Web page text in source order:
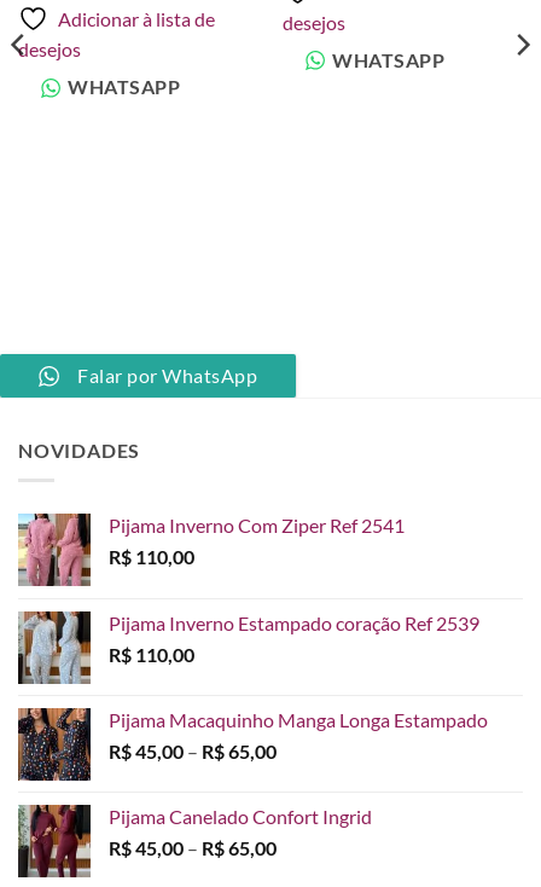
Adicionar à lista de
desejos
WHATSAPP
desejos
WHATSAPP
Falar por WhatsApp
NOVIDADES
Pijama Inverno Com Ziper Ref 2541
R$ 110,00
Pijama Inverno Estampado coração Ref 2539
R$ 110,00
Pijama Macaquinho Manga Longa Estampado
R$45,00 – R$65,00Faixa
R$ 45,00
através
Pijama Canelado Confort Ingrid
R$45,00 – R$65,00Faixa